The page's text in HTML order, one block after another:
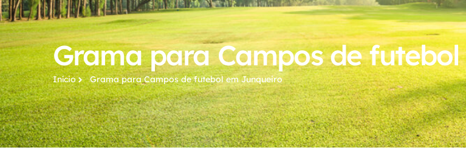
Grama para Campos de
Início Grama para Campos de futebol​ em Junqueiro